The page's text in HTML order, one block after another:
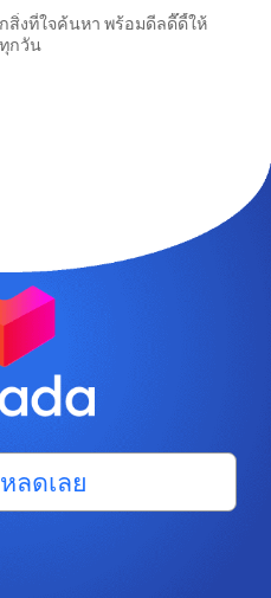
งที่ใจค้นหา พร้อมดีลดี๊ดี้ให้
กวัน
ลดเลย